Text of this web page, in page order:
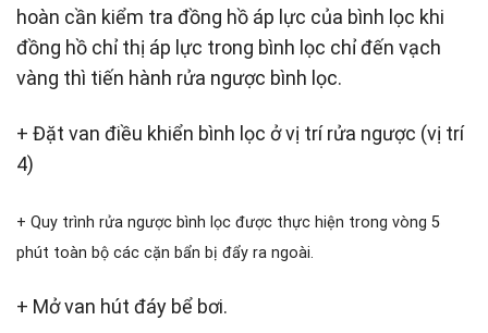
hoàn cần kiểm tra đồng hồ áp lực của bình lọc khi
đồng hồ chỉ thị áp lực trong bình lọc chỉ đến vạch
vàng thì tiến hành rửa ngược bình lọc.
+ Đặt van điều khiển bình lọc ở vị trí rửa ngược (vị trí
4)
+ Quy trình rửa ngược bình lọc được thực hiện trong vòng 5
phút toàn bộ các cặn bẩn bị đẩy ra ngoài.
+ Mở van hút đáy bể bơi.